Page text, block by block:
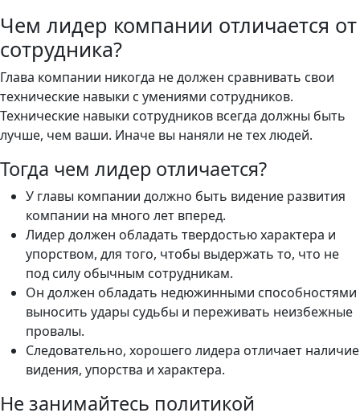
Чем лидер компании отличается от
сотрудника?
Глава компании никогда не должен сравнивать свои
технические навыки с умениями сотрудников.
Технические навыки сотрудников всегда должны быть
лучше, чем ваши. Иначе вы наняли не тех людей.
Тогда чем лидер отличается?
У главы компании должно быть видение развития
компании на много лет вперед.
Лидер должен обладать твердостью характера и
упорством, для того, чтобы выдержать то, что не
под силу обычным сотрудникам.
Он должен обладать недюжинными способностями
выносить удары судьбы и переживать неизбежные
провалы.
Следовательно, хорошего лидера отличает наличие
видения, упорства и характера.
Не занимайтесь политикой